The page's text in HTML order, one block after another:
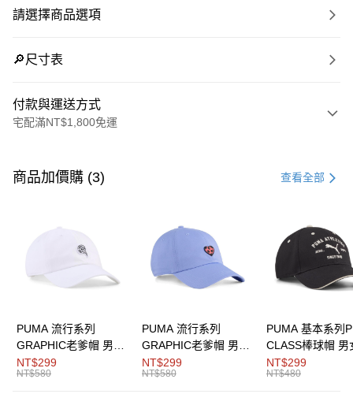
請選擇商品選項
🔎尺寸表
付款與運送方式
宅配滿NT$1,800免運
信用卡一次付款
Apple Pay
Google Pay
運送方式
商品加價購 (3) 查看全部
PUMA 流行系列
GRAPHIC老爹帽 男女
共同
NT$299
NT$580
PUMA 流行系列
GRAPHIC老爹帽 男女
共同
NT$299
NT$580
PUMA 基本系列
CLASS棒球帽 男
同
NT$299
NT$480